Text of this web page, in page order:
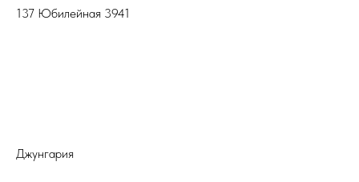
137 Юбилейная 3941
Джунгария